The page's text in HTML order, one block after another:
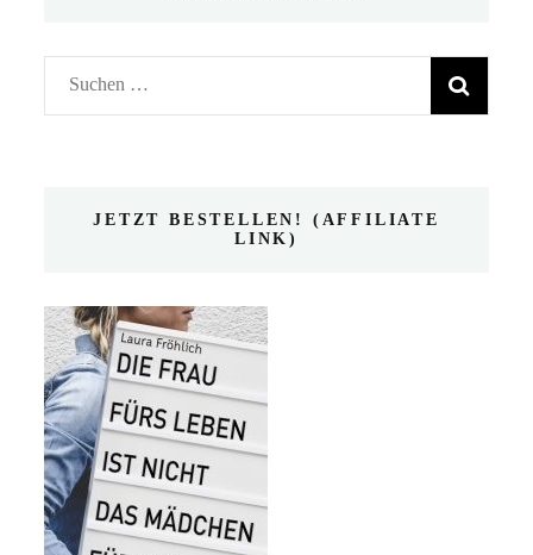
Suchen
nach:
JETZT BESTELLEN! (AFFILIATE
LINK)